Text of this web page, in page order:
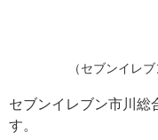
（セブンイレ
セブンイレブン市川総
す。